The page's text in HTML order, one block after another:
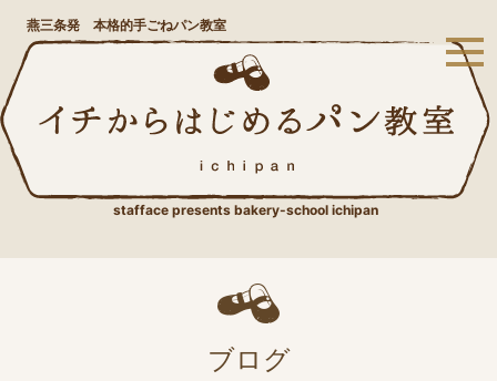
燕三条発 本格的手ごねパン教室
stafface presents bakery-school ichipan
ブログ